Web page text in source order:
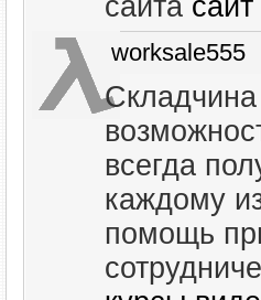
сайта
worksale555
всегда
каждому
помощь